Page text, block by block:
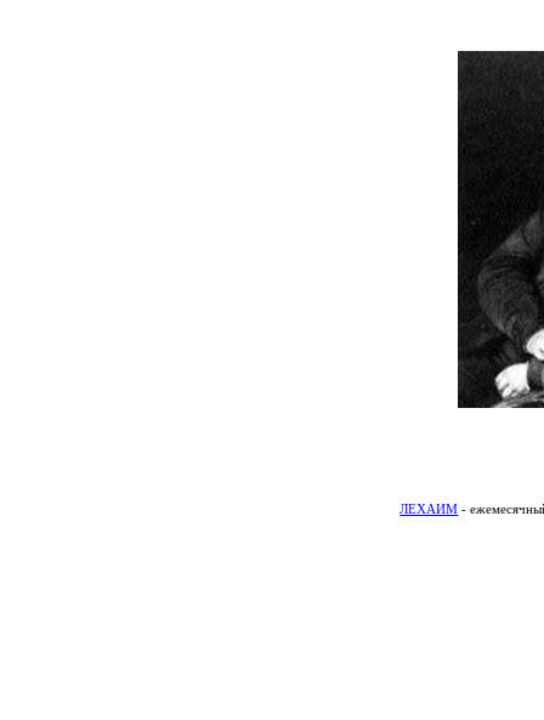
ЛЕХАИМ -